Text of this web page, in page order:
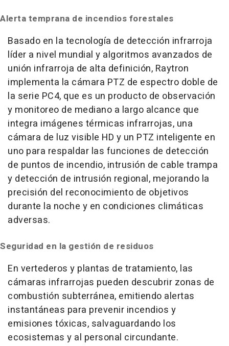
Alerta temprana de incendios forestales
Basado en la tecnología de detección infrarroja
líder a nivel mundial y algoritmos avanzados de
unión infrarroja de alta definición, Raytron
implementa la cámara PTZ de espectro doble de
la serie PC4, que es un producto de observación
y monitoreo de mediano a largo alcance que
integra imágenes térmicas infrarrojas, una
cámara de luz visible HD y un PTZ inteligente en
uno para respaldar las funciones de detección
de puntos de incendio, intrusión de cable trampa
y detección de intrusión regional, mejorando la
precisión del reconocimiento de objetivos
durante la noche y en condiciones climáticas
adversas.
Seguridad en la gestión de residuos
En vertederos y plantas de tratamiento, las
cámaras infrarrojas pueden descubrir zonas de
combustión subterránea, emitiendo alertas
instantáneas para prevenir incendios y
emisiones tóxicas, salvaguardando los
ecosistemas y al personal circundante.